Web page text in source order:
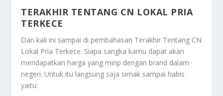
TERAKHIR TENTANG CN LOKAL PRIA
TERKECE
Dan kali ini sampai di pembahasan Terakhir Tentang CN
Lokal Pria Terkece. Siapa sangka kamu dapat akan
mendapatkan harga yang mirip dengan brand dalam
negeri. Untuk itu langsung saja simak sampai habis
yaitu: